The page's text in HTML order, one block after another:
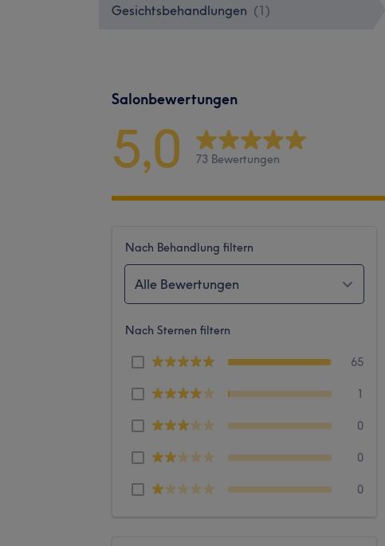
Gesichtsbehandlungen (1 )
Salonbewertungen
5,0 73 Bewertungen
Nach Behandlung filtern
Alle Bewertungen
Nach Sternen filtern
65
1
0
0
0